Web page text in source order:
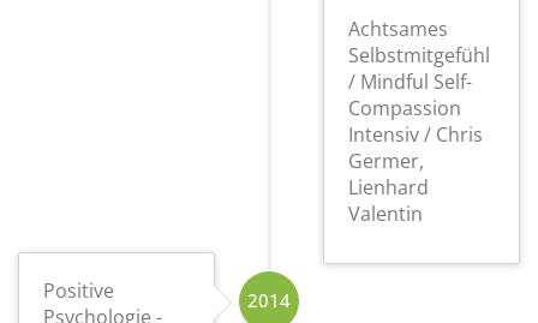
Achtsames
Selbstmitgefühl
/ Mindful Self-
Compassion
Intensiv / Chris
Germer,
Lienhard
Valentin
2014
Positive
Psychologie -